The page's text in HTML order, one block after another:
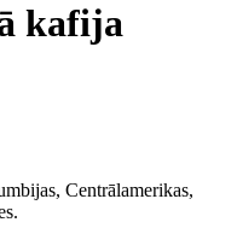
kafija
Centrālamerikas,